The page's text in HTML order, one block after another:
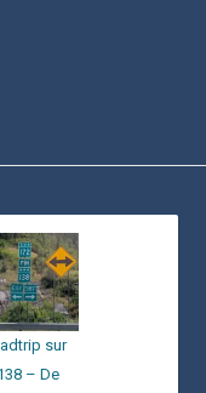
sur
– De